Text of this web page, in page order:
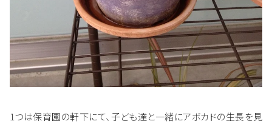
1つは保育園の軒下にて、子ども達と一緒にアボカドの生長を見